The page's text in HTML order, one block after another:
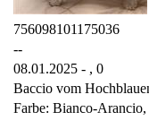
756098101175036
--
08.01.2025 - , 0
Baccio vom
Farbe: Bianco-